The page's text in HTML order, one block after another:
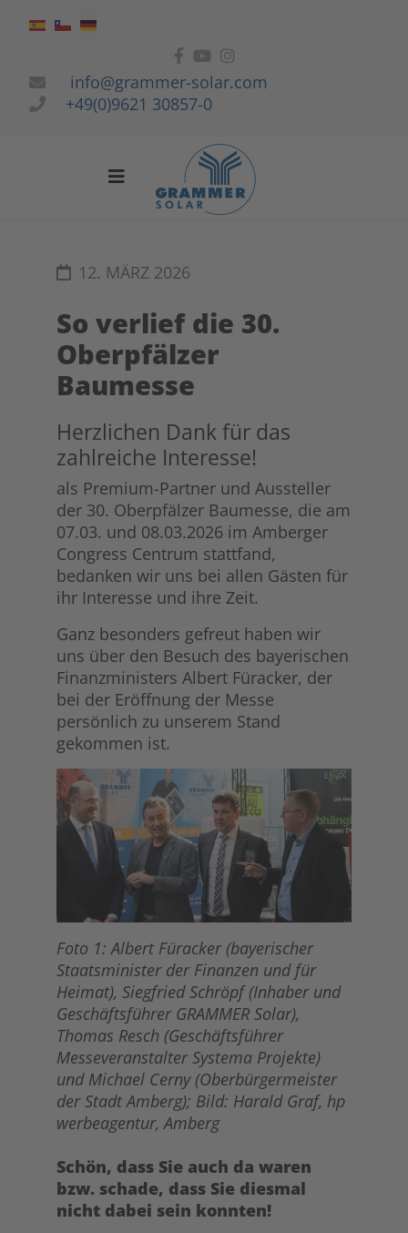
Sprache auswählen
info@grammer-solar.com
+49(0)9621 30857-0
12. MÄRZ 2026
So verlief die 30.
Oberpfälzer
Baumesse
Herzlichen Dank für das
zahlreiche Interesse!
als Premium-Partner und Aussteller
der 30. Oberpfälzer Baumesse, die am
07.03. und 08.03.2026 im Amberger
Congress Centrum stattfand,
bedanken wir uns bei allen Gästen für
ihr Interesse und ihre Zeit.
Ganz besonders gefreut haben wir
uns über den Besuch des bayerischen
Finanzministers Albert Füracker, der
bei der Eröffnung der Messe
persönlich zu unserem Stand
gekommen ist.
Foto 1: Albert Füracker (bayerischer
Staatsminister der Finanzen und für
Heimat), Siegfried Schröpf (Inhaber und
Geschäftsführer GRAMMER Solar),
Thomas Resch (Geschäftsführer
Messeveranstalter Systema Projekte)
und Michael Cerny (Oberbürgermeister
der Stadt Amberg); Bild: Harald Graf, hp
werbeagentur, Amberg
Schön, dass Sie auch da waren
bzw. schade, dass Sie diesmal
nicht dabei sein konnten!